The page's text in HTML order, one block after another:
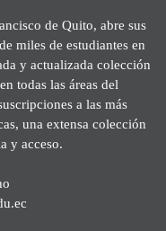
de Quito, abre sus
miles de estudiantes en
y actualizada colección
todas las áreas del
a las más
una extensa colección
y acceso.